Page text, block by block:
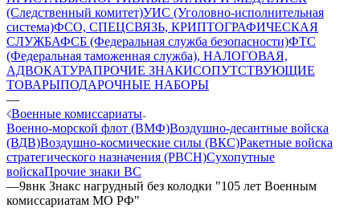
(Следственный комитет)УИС (Уголовно-исполнительная
система)ФСО, СПЕЦСВЯЗЬ, КРИПТОГРАФИЧЕСКАЯ
СЛУЖБАФСБ (Федеральная служба безопасности)ФТС
(Федеральная таможенная служба), НАЛОГОВАЯ,
АДВОКАТУРАПРОЧИЕ ЗНАКИСОПУТСТВУЮЩИЕ
ТОВАРЫПОДАРОЧНЫЕ НАБОРЫ
—
Военные комиссариаты
Военно-морской флот (ВМФ)Воздушно-десантные войска
(ВДВ)Воздушно-космические силы (ВКС)Ракетные войска
стратегического назначения (РВСН)Сухопутные
войскаПрочие знаки ВС
—9внк Знакс нагрудный без колодки "105 лет Военным
комиссариатам МО РФ"